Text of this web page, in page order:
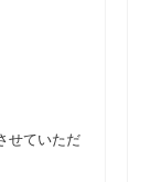
せていただ